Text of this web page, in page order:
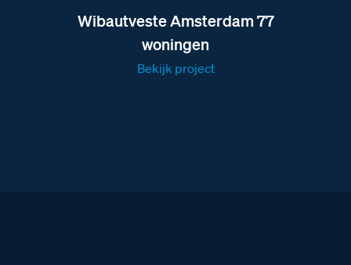
Afmetingen van de E-65 voeding
Wibautveste Amsterdam 77
woningen
Bekijk project